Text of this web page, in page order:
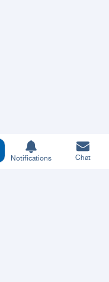
Notifications Chat